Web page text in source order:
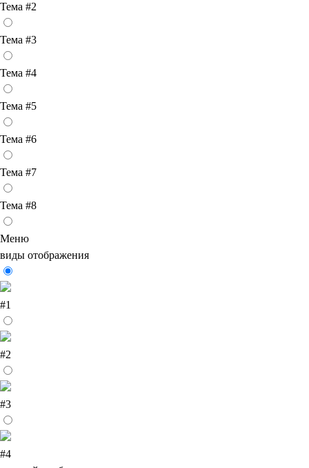
Тема #2
Тема #3
Тема #4
Тема #5
Тема #6
Тема #7
Тема #8
Меню
виды отображения
#1
#2
#3
#4